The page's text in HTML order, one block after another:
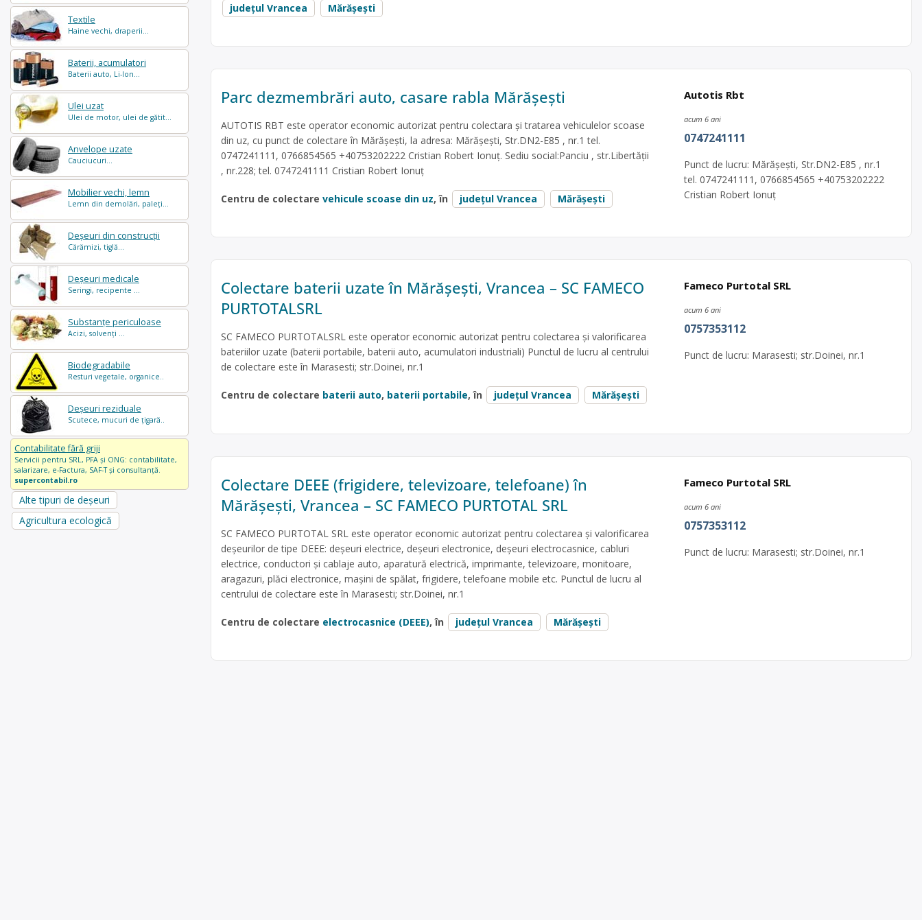
Textile
Haine vechi, draperii...
Baterii, acumulatori
Baterii auto, Li-Ion...
Ulei uzat
Ulei de motor, ulei de gătit...
Anvelope uzate
Cauciucuri...
Mobilier vechi, lemn
Lemn din demolări, paleți...
Deșeuri din construcții
Cărămizi, tiglă...
Deșeuri medicale
Seringi, recipente ...
Substanțe periculoase
Acizi, solvenți ...
Biodegradabile
Resturi vegetale, organice..
Deșeuri reziduale
Scutece, mucuri de țigară..
Contabilitate fără griji
Servicii pentru SRL, PFA și ONG: contabilitate,
salarizare, e-Factura, SAF-T și consultanță.
supercontabil.ro
Alte tipuri de deșeuri
Agricultura ecologică
județul Vrancea
Mărășești
Parc dezmembrări auto, casare rabla Mărășești
AUTOTIS RBT este operator economic autorizat pentru colectara și tratarea vehiculelor scoase
din uz, cu punct de colectare în Mărășești, la adresa: Mărășești, Str.DN2-E85 , nr.1 tel.
0747241111, 0766854565 +40753202222 Cristian Robert Ionuț. Sediu social:Panciu , str.Libertății
, nr.228; tel. 0747241111 Cristian Robert Ionuț
Centru de colectare vehicule scoase din uz, în județul Vrancea Mărășești
Autotis Rbt
acum 6 ani
0747241111
Punct de lucru: Mărășești, Str.DN2-E85 , nr.1
tel. 0747241111, 0766854565 +40753202222
Cristian Robert Ionuț
Colectare baterii uzate în Mărășești, Vrancea – SC FAMECO
PURTOTALSRL
SC FAMECO PURTOTALSRL este operator economic autorizat pentru colectarea și valorificarea
bateriilor uzate (baterii portabile, baterii auto, acumulatori industriali) Punctul de lucru al centrului
de colectare este în Marasesti; str.Doinei, nr.1
Centru de colectare baterii auto, baterii portabile, în județul Vrancea Mărășești
Fameco Purtotal SRL
acum 6 ani
0757353112
Punct de lucru: Marasesti; str.Doinei, nr.1
Colectare DEEE (frigidere, televizoare, telefoane) în
Mărășești, Vrancea – SC FAMECO PURTOTAL SRL
SC FAMECO PURTOTAL SRL este operator economic autorizat pentru colectarea și valorificarea
deșeurilor de tipe DEEE: deșeuri electrice, deșeuri electronice, deșeuri electrocasnice, cabluri
electrice, conductori și cablaje auto, aparatură electrică, imprimante, televizoare, monitoare,
aragazuri, plăci electronice, mașini de spălat, frigidere, telefoane mobile etc. Punctul de lucru al
centrului de colectare este în Marasesti; str.Doinei, nr.1
Centru de colectare electrocasnice (DEEE), în județul Vrancea Mărășești
Fameco Purtotal SRL
acum 6 ani
0757353112
Punct de lucru: Marasesti; str.Doinei, nr.1